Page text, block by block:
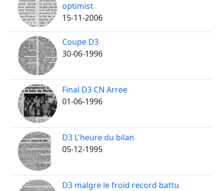
optimist
15-11-2006
Coupe D3
30-06-1996
Final D3 CN Arree
01-06-1996
D3 L'heure du bilan
05-12-1995
D3 malgre le froid record battu